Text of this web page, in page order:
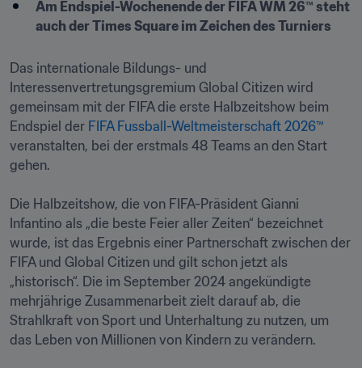
Am Endspiel-Wochenende der FIFA WM 26™ steht
auch der Times Square im Zeichen des Turniers
Das internationale Bildungs- und
Interessenvertretungsgremium Global Citizen wird
gemeinsam mit der FIFA die erste Halbzeitshow beim
Endspiel der FIFA Fussball-Weltmeisterschaft 2026™
veranstalten, bei der erstmals 48 Teams an den Start
gehen.
Die Halbzeitshow, die von FIFA-Präsident Gianni
Infantino als „die beste Feier aller Zeiten“ bezeichnet
wurde, ist das Ergebnis einer Partnerschaft zwischen der
FIFA und Global Citizen und gilt schon jetzt als
„historisch“. Die im September 2024 angekündigte
mehrjährige Zusammenarbeit zielt darauf ab, die
Strahlkraft von Sport und Unterhaltung zu nutzen, um
das Leben von Millionen von Kindern zu verändern.